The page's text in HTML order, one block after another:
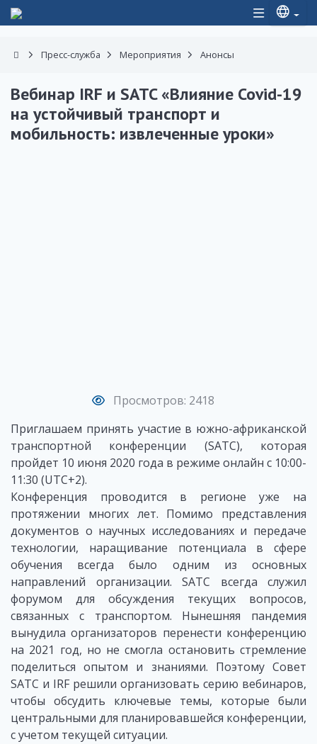
Пресс-служба Мероприятия Анонсы
Вебинар IRF и SATC «Влияние Covid-19
на устойчивый транспорт и
мобильность: извлеченные уроки»
Просмотров: 2418
Приглашаем принять участие в южно-африканской
транспортной конференции (SATC), которая
пройдет 10 июня 2020 года в режиме онлайн с 10:00-
11:30 (UTC+2).
Конференция проводится в регионе уже на
протяжении многих лет. Помимо представления
документов о научных исследованиях и передаче
технологии, наращивание потенциала в сфере
обучения всегда было одним из основных
направлений организации. SATC всегда служил
форумом для обсуждения текущих вопросов,
связанных с транспортом. Нынешняя пандемия
вынудила организаторов перенести конференцию
на 2021 год, но не смогла остановить стремление
поделиться опытом и знаниями. Поэтому Совет
SATC и IRF решили организовать серию вебинаров,
чтобы обсудить ключевые темы, которые были
центральными для планировавшейся конференции,
с учетом текущей ситуации.